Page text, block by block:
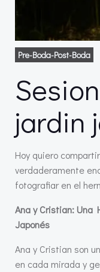
Pre-Boda-Post-Boda
jardin
Hoy quiero
verdaderamente
fotografiar en el
Ana y Cristian: Una
Japonés
Ana y Cristian son
en cada mirada y